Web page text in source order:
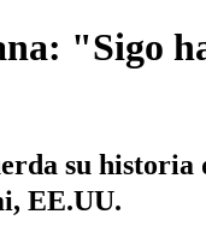
"Sigo
su historia
EE.UU.